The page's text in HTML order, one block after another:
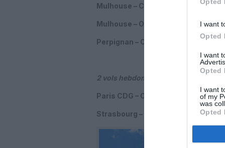
I want
Opted
I want
Opted
I want
of my
was
Opted
Mulhouse – Constantine : 1 vol par
Mulhouse – Oran : 1 vol par
Perpignan – Oran 1 à 2 vols par
2 vols hebdomadaires vers le Maroc
Paris CDG – Oujda : 1 vol par
Strasbourg – Oujda 1 vol par